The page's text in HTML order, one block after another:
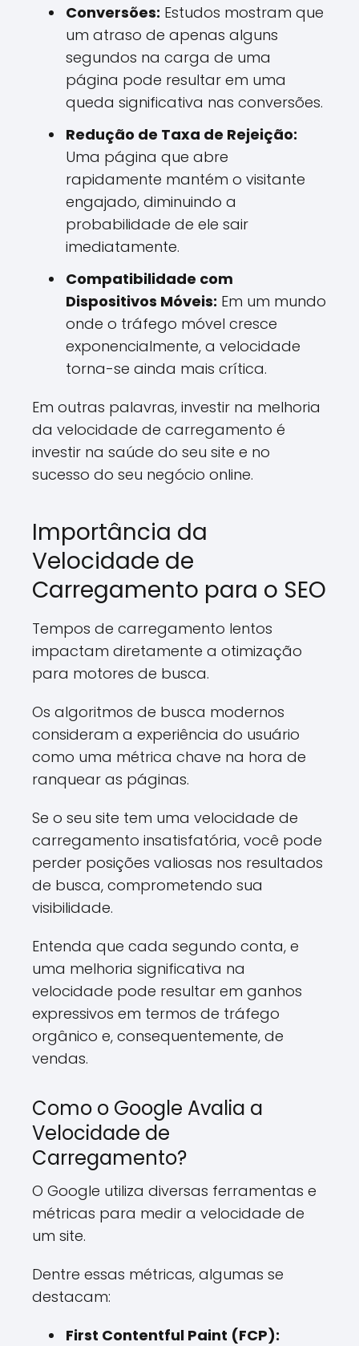
Conversões: Estudos mostram que
um atraso de apenas alguns
segundos na carga de uma
página pode resultar em uma
queda significativa nas conversões.
Redução de Taxa de Rejeição:
Uma página que abre
rapidamente mantém o visitante
engajado, diminuindo a
probabilidade de ele sair
imediatamente.
Compatibilidade com
Dispositivos Móveis: Em um mundo
onde o tráfego móvel cresce
exponencialmente, a velocidade
torna-se ainda mais crítica.
Em outras palavras, investir na melhoria
da velocidade de carregamento é
investir na saúde do seu site e no
sucesso do seu negócio online.
Importância da
Velocidade de
Carregamento para o SEO
Tempos de carregamento lentos
impactam diretamente a otimização
para motores de busca.
Os algoritmos de busca modernos
consideram a experiência do usuário
como uma métrica chave na hora de
ranquear as páginas.
Se o seu site tem uma velocidade de
carregamento insatisfatória, você pode
perder posições valiosas nos resultados
de busca, comprometendo sua
visibilidade.
Entenda que cada segundo conta, e
uma melhoria significativa na
velocidade pode resultar em ganhos
expressivos em termos de tráfego
orgânico e, consequentemente, de
vendas.
Como o Google Avalia a
Velocidade de
Carregamento?
O Google utiliza diversas ferramentas e
métricas para medir a velocidade de
um site.
Dentre essas métricas, algumas se
destacam:
First Contentful Paint (FCP):